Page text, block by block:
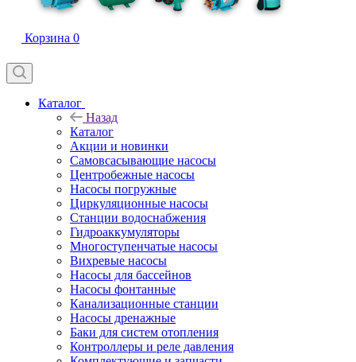
Корзина 0
Каталог
Назад
Каталог
Акции и новинки
Самовсасывающие насосы
Центробежные насосы
Насосы погружные
Циркуляционные насосы
Станции водоснабжения
Гидроаккумуляторы
Многоступенчатые насосы
Вихревые насосы
Насосы для бассейнов
Насосы фонтанные
Канализационные станции
Насосы дренажные
Баки для систем отопления
Контроллеры и реле давления